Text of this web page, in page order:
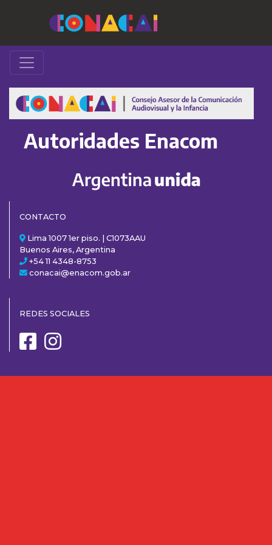
Autoridades Enacom
CONTACTO
Lima 1007 1er piso. | C1073AAU
Buenos Aires, Argentina
+54 11 4348-8753
conacai@enacom.gob.ar
REDES SOCIALES